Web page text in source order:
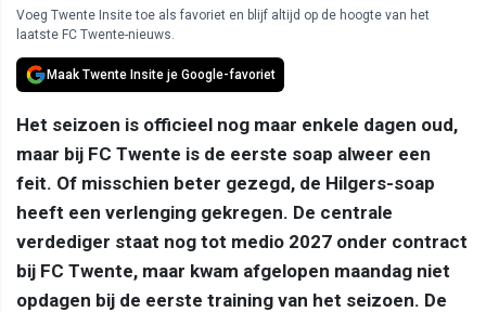
Voeg Twente Insite toe als favoriet en blijf altijd op de hoogte van het
laatste FC Twente-nieuws.
Maak Twente Insite je Google-favoriet
Het seizoen is officieel nog maar enkele dagen oud,
maar bij FC Twente is de eerste soap alweer een
feit. Of misschien beter gezegd, de Hilgers-soap
heeft een verlenging gekregen. De centrale
verdediger staat nog tot medio 2027 onder contract
bij FC Twente, maar kwam afgelopen maandag niet
opdagen bij de eerste training van het seizoen. De